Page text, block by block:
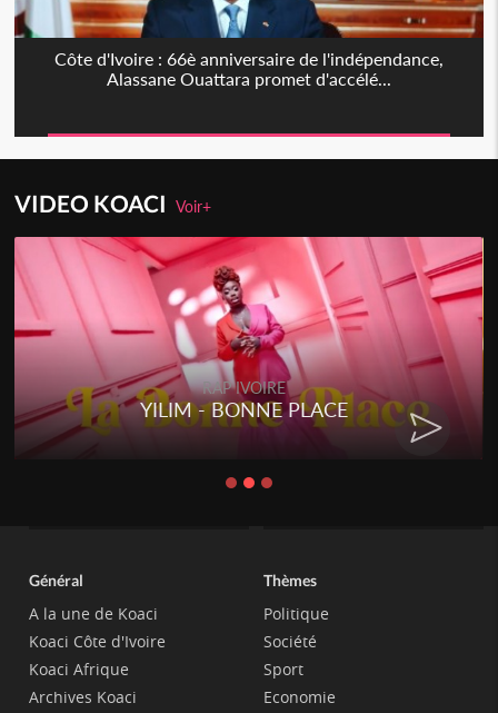
Côte d'Ivoire : 66è anniversaire de l'indépendance,
Alassane Ouattara promet d'accélé...
VIDEO KOACIVoir+
RAP IVOIRE
YILIM - BONNE PLACE
Général
A la une de Koaci
Koaci Côte d'Ivoire
Koaci Afrique
Archives Koaci
Thèmes
Politique
Société
Sport
Economie